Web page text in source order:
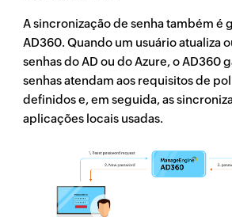
A sincronização de senha também é
AD360. Quando um usuário atualiza
senhas do AD ou do Azure, o AD360
senhas atendam aos requisitos de
definidos e, em seguida, as
aplicações locais usadas.